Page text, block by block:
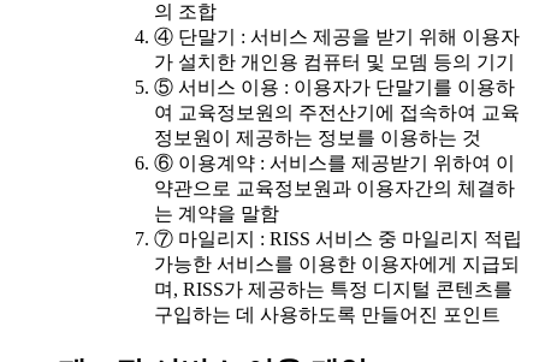
의 조합
④ 단말기 : 서비스 제공을 받기 위해 이용자
가 설치한 개인용 컴퓨터 및 모뎀 등의 기기
⑤ 서비스 이용 : 이용자가 단말기를 이용하
여 교육정보원의 주전산기에 접속하여 교육
정보원이 제공하는 정보를 이용하는 것
⑥ 이용계약 : 서비스를 제공받기 위하여 이
약관으로 교육정보원과 이용자간의 체결하
는 계약을 말함
⑦ 마일리지 : RISS 서비스 중 마일리지 적립
가능한 서비스를 이용한 이용자에게 지급되
며, RISS가 제공하는 특정 디지털 콘텐츠를
구입하는 데 사용하도록 만들어진 포인트